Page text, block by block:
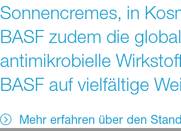
Sonnencremes, in
BASF zudem die
antimikrobielle
BASF auf vielfältige
Mehr erfahren über den